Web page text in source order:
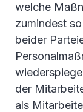
welche
zumindest
beider
der
als